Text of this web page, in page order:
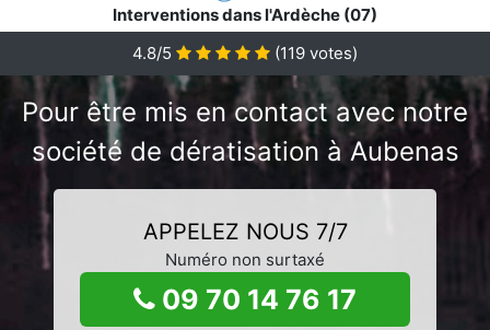
Interventions dans l'Ardèche (07)
4.8/5
(119 votes)
Pour être mis en contact avec notre
société de dératisation à Aubenas
APPELEZ NOUS 7/7
Numéro non surtaxé
09 70 14 76 17